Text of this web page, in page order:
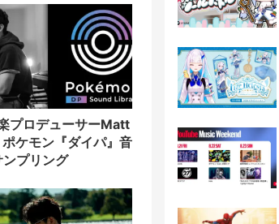
ケモン『ダイパ』音
プリング